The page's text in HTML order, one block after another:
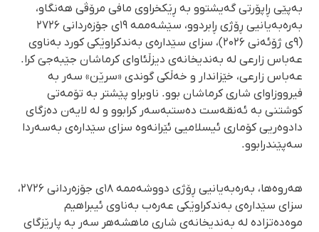
بەپێی ڕاپۆرتی گەیشتوو بە ڕێکخراوی مافی مرۆڤی هەنگاو،
بەرەبەیانیی ڕۆژی ڕابردوو، سێشەممە ۱۹ی جۆزەردانی ۲۷۲۶
(۹ی ژۆئەنی ۲۰۲۶)، سزای سێدارەی بەندکراوێکی کورد بەناوی
عەباس زارعی لە بەندیخانەی دیزڵئاوای کرماشان جێبەجێ کرا.
عەباس زارعی، خێزاندار و خەڵکی گوندی «سرێن» سەر بە
فیرووزاوای شاری کرماشان بوو. ناوبراو پێشتر بە تۆمەتی
کوشتنی بە ئەنقەست دەستبەسەر کرابوو و لە لایەن دەزگای
دادوەریی کۆماری ئیسلامیی ئێرانەوە سزای سێدارەی بەسەردا
سەپێندرابوو.
هەروەها، بەرەبەیانیی ڕۆژی دووشەممە ۱۸ی جۆزەردانی ۲۷۲۶،
سزای سێدارەی بەندکراوێکی عەرەب بەناوی ئیبراهیم
موەدەتزادە لە بەندیخانەی شاری ماهشەهر سەر بە پارێزگای